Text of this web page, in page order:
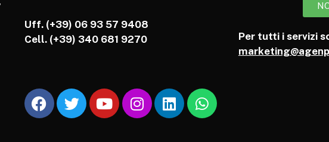
Uff. (+39) 06 93 57 9408
Cell. (+39) 340 681 9270
Per tutti i servizi